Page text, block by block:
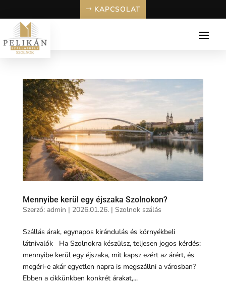
KAPCSOLAT
Mennyibe kerül egy éjszaka Szolnokon?
Szerző: admin | 2026.01.26.| Szolnok szálás
Szállás árak, egynapos kirándulás és környékbeli
látnivalók Ha Szolnokra készülsz, teljesen jogos kérdés:
mennyibe kerül egy éjszaka, mit kapsz ezért az árért, és
megéri-e akár egyetlen napra is megszállni a városban?
Ebben a cikkünkben konkrét árakat,...